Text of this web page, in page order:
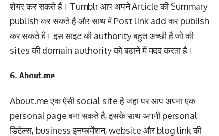
शेयर कर सकते है। Tumblr आप अपने Article की Summary
publish कर सकते है और साथ में Post link add कर publish
कर सकते हैं। इस साइट की authority बहुत अच्छी है जो की
sites की domain authority को बढ़ाने में मदद करता है।
6. About.me
About.me एक ऐसी social site है जहा पर आप अपना एक
personal page बना सकते है, इसके साथ अपनी personal
डिटेल्स, business इनफार्मेशन, website और blog link की